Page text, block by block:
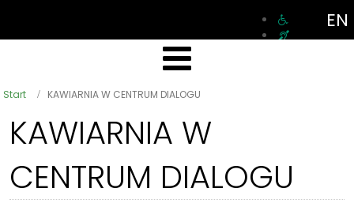
EN
Start KAWIARNIA W CENTRUM DIALOGU
KAWIARNIA W
CENTRUM DIALOGU